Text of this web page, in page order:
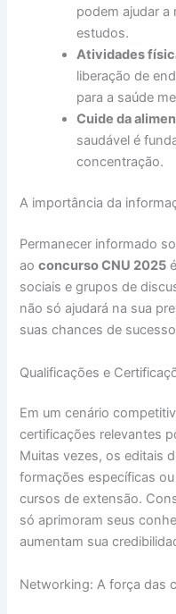
podem ajudar a
estudos.
Atividades
liberação de
para a saúde
Cuide da
saudável é
concentração.
A importância da
Permanecer informado
aoconcurso CNU 2025
sociais e grupos de
não só ajudará na sua
suas chances de
Qualificações e
Em um cenário
certificações relevantes
Muitas vezes, os editais
formações específicas
cursos de extensão.
só aprimoram seus
aumentam sua
Networking: A força das